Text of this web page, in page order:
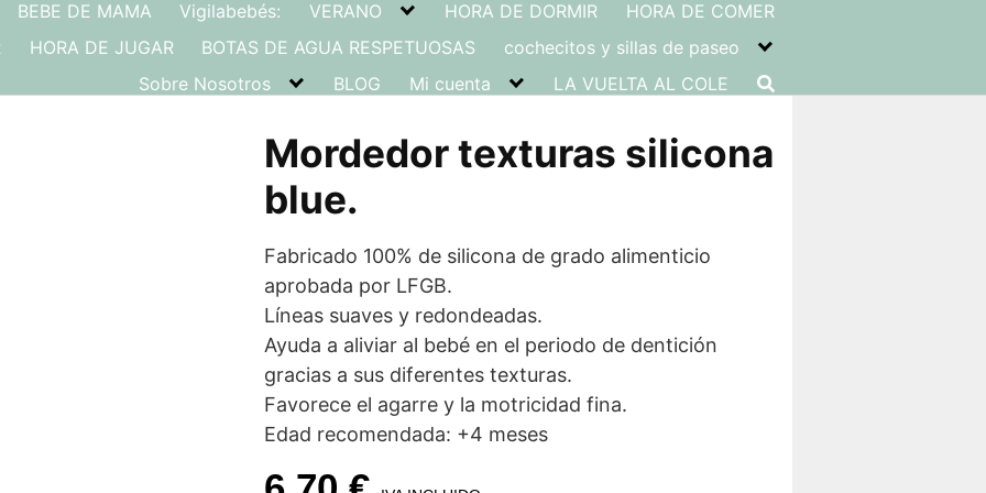
BEBE DE MAMA Vigilabebés: VERANO HORA DE DORMIR
HORA DE COMER
HORA DE JUGAR BOTAS DE AGUA RESPETUOSAS
cochecitos y sillas de paseo
Sobre Nosotros
BLOG Mi cuenta LA VUELTA AL COLE
Mordedor texturas silicona
blue.
Fabricado 100% de silicona de grado alimenticio
aprobada por LFGB.
Líneas suaves y redondeadas.
Ayuda a aliviar al bebé en el periodo de dentición
gracias a sus diferentes texturas.
Favorece el agarre y la motricidad fina.
Edad recomendada: +4 meses